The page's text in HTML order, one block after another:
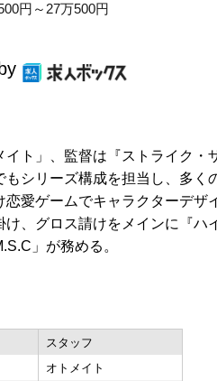
円～27万500円
イト」、監督は『ストライク
もシリーズ構成を担当し、多
恋愛ゲームでキャラクターデ
け、グロス請けをメインに『
」が務める。
スタッフ
オトメイト